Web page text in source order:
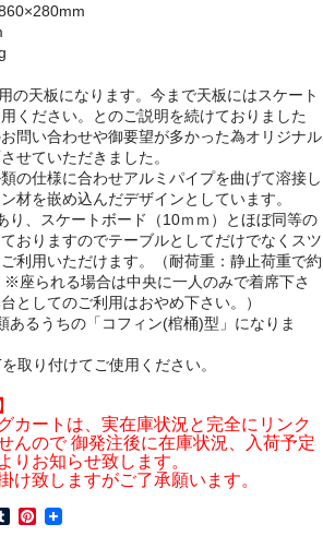
の天板になります。今まで天板にはスケート
ください。とのご説明を続けておりました
問い合わせや御要望が多かった為オリジナル
せていただきました。
の仕様に合わせアルミパイプを曲げて溶接し
材を嵌め込んだデザインとしています。
り、スケートボード（10ｍｍ）とほぼ同等の
おりますのでテーブルとしてだけでなくスツ
利用いただけます。（耐荷重：静止荷重で約
座られる場合は中央に一人のみで着席下さ
としてのご利用はおやめ下さい。）
あるうちの「コフィン(棺桶)型」になりま
取り付けてご使用ください。
カートは、実在庫状況と完全にリンク
んので 御発注後に在庫状況、入荷予定
りお知らせ致します。
け致しますがご了承願います。
T
P